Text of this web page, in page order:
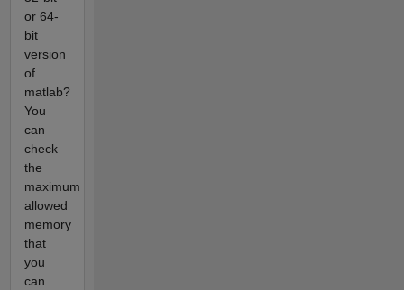
or 64-
bit
version
of
matlab?
You
can
check
the
maximum
allowed
memory
that
you
can